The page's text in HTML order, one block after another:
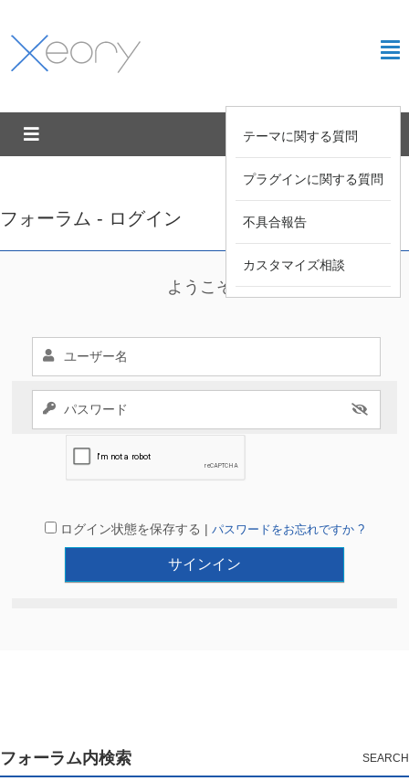
テーマに関する質問
プラグインに関する質問
不具合報告
カスタマイズ相談
フォーラム - ログイン
ようこそ !
ログイン状態を保存する | パスワードをお忘れですか ?
フォーラム内検索